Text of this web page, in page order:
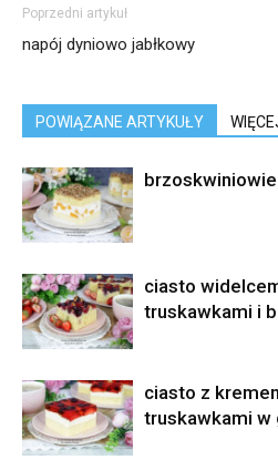
Poprzedni artykuł
napój dyniowo jabłkowy
POWIĄZANE ARTYKUŁY
ciasto
truskawkami i
ciasto z
truskawkami w